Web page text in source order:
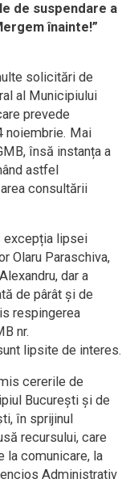
de suspendare a
înainte!”
solicitări de
al Municipiului
prevede
noiembrie. Mai
însă instanța a
astfel
consultării
excepția lipsei
Olaru Paraschiva,
dar a
de pârât și de
respingerea
nr.
lipsite de interes.
cererile de
București și de
în sprijinul
recursului, care
la comunicare, la
Administrativ